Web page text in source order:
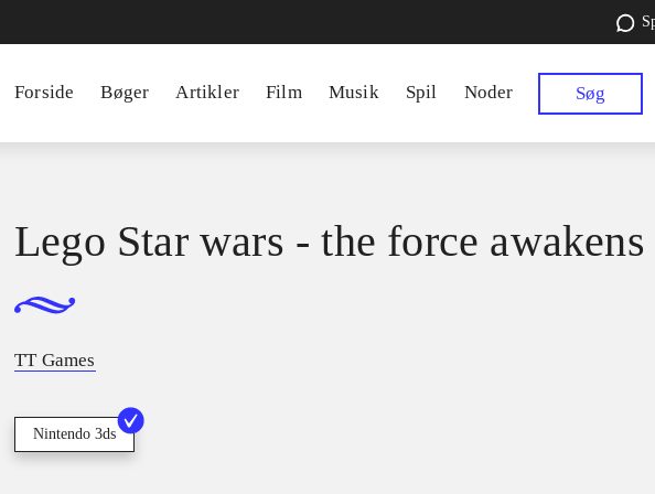
Forside Bøger Artikler Film Musik Spil Noder Søg
Lego Star wars - the force awakens
TT Games
Nintendo 3ds